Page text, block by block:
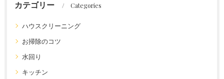
カテゴリー Categories
ハウスクリーニング
お掃除のコツ
水回り
キッチン